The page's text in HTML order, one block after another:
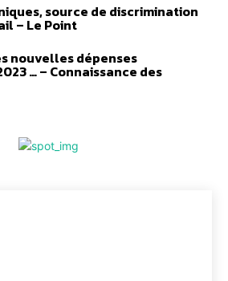
source de discrimination
– Le Point
nouvelles dépenses
… – Connaissance des